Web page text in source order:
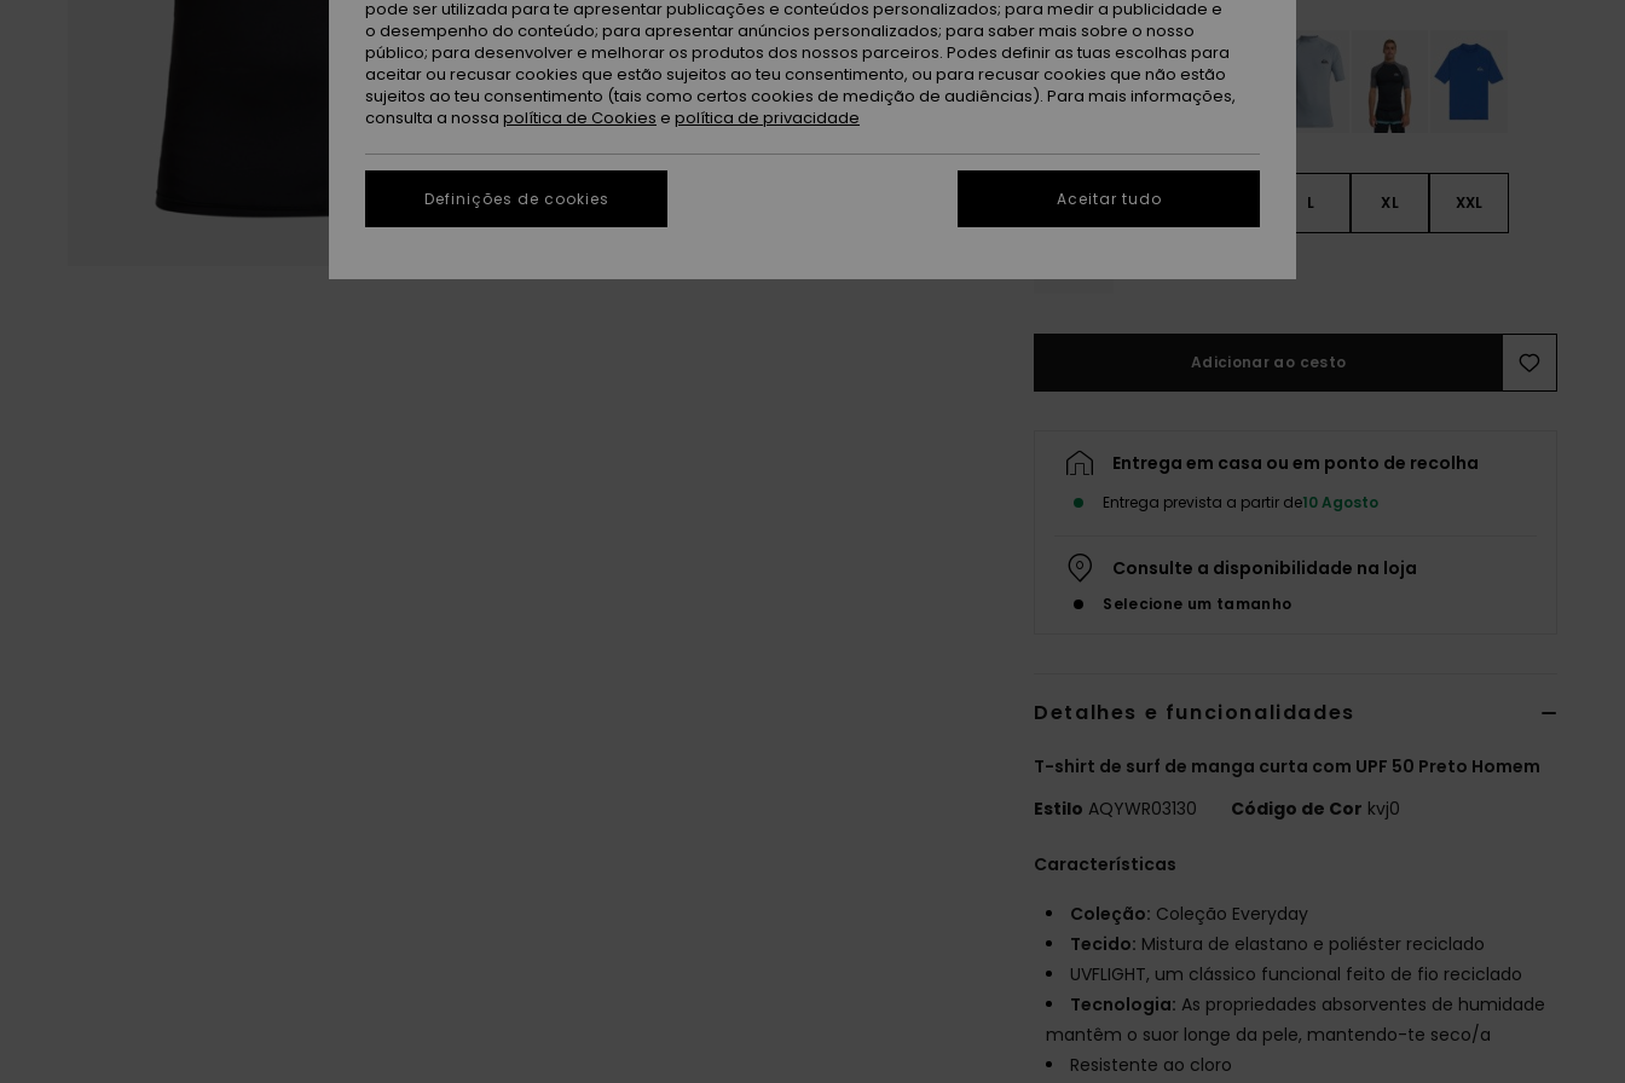
XS S L XL XXL
Adicionar ao cesto
Entrega em casa ou em ponto de recolha
Entrega prevista a partir de10 Agosto
Consulte a disponibilidade na loja
Selecione um tamanho
Detalhes e funcionalidades
T-shirt de surf de manga curta com UPF 50 Preto Homem
Estilo AQYWR03130 Código de Cor kvj0
Características
Coleção: Coleção Everyday
Tecido: Mistura de elastano e poliéster reciclado
UVFLIGHT, um clássico funcional feito de fio reciclado
Tecnologia: As propriedades absorventes de humidade
mantêm o suor longe da pele, mantendo-te seco/a
Resistente ao cloro
pode ser utilizada para te apresentar publicações e conteúdos personalizados; para medir a publicidade e
o desempenho do conteúdo; para apresentar anúncios personalizados; para saber mais sobre o nosso
público; para desenvolver e melhorar os produtos dos nossos parceiros. Podes definir as tuas escolhas para
aceitar ou recusar cookies que estão sujeitos ao teu consentimento, ou para recusar cookies que não estão
sujeitos ao teu consentimento (tais como certos cookies de medição de audiências). Para mais informações,
consulta a nossa política de Cookies e política de privacidade
Definições de cookies Aceitar tudo